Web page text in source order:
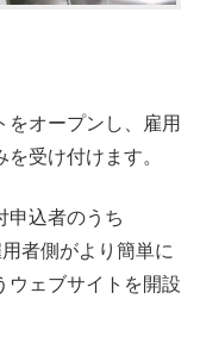
オープンし、
雇用
を受け付けます。
申込者のうち
者側がより 簡単に
ウェブサイトを開設